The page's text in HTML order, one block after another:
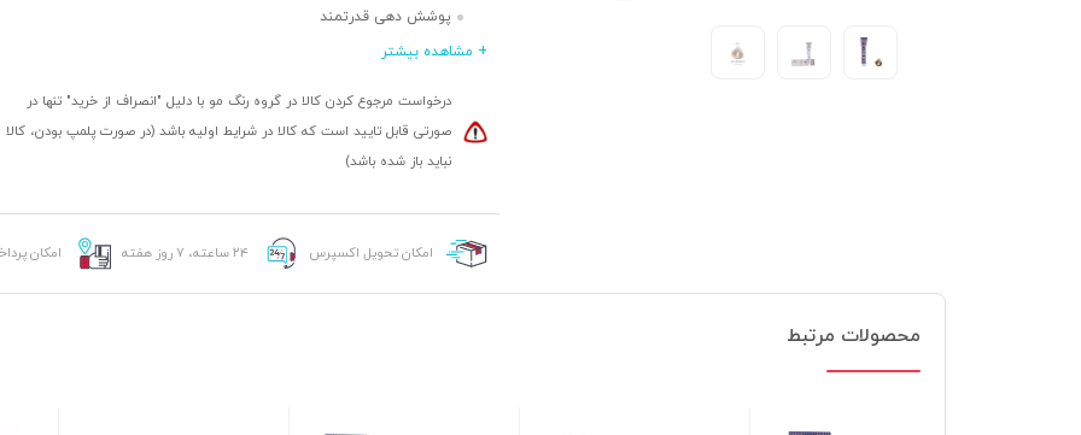
پوشش دهی قدرتمند
ماندگاری بالا
طیف رنگ های متنوع
+ مشاهده بیشتر
درخواست مرجوع کردن کالا در گروه رنگ مو با دلیل "انصراف از خرید" تنها در
صورتی قابل تایید است که کالا در شرایط اولیه باشد (در صورت پلمپ بودن، کالا
نباید باز شده باشد)
امکان تحویل اکسپرس ۲۴ ساعته، ۷ روز هفته امکان
محصولات مرتبط